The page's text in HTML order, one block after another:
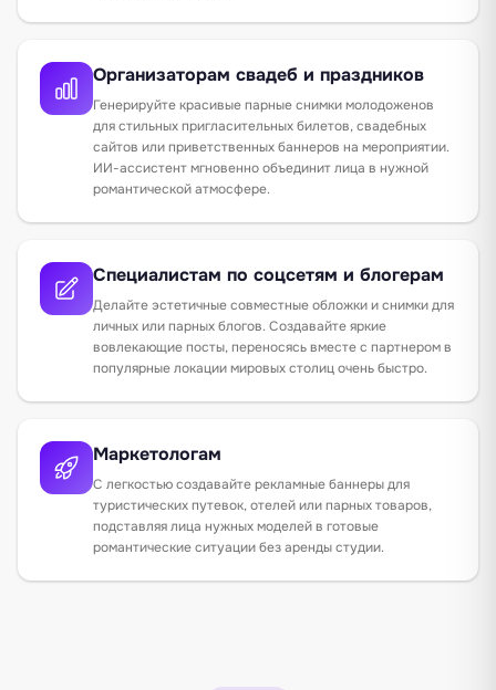
Организаторам свадеб и праздников
Генерируйте красивые парные снимки молодоженов
для стильных пригласительных билетов, свадебных
сайтов или приветственных баннеров на мероприятии.
ИИ-ассистент мгновенно объединит лица в нужной
романтической атмосфере.
Специалистам по соцсетям и блогерам
Делайте эстетичные совместные обложки и снимки для
личных или парных блогов. Создавайте яркие
вовлекающие посты, переносясь вместе с партнером в
популярные локации мировых столиц очень быстро.
Маркетологам
С легкостью создавайте рекламные баннеры для
туристических путевок, отелей или парных товаров,
подставляя лица нужных моделей в готовые
романтические ситуации без аренды студии.